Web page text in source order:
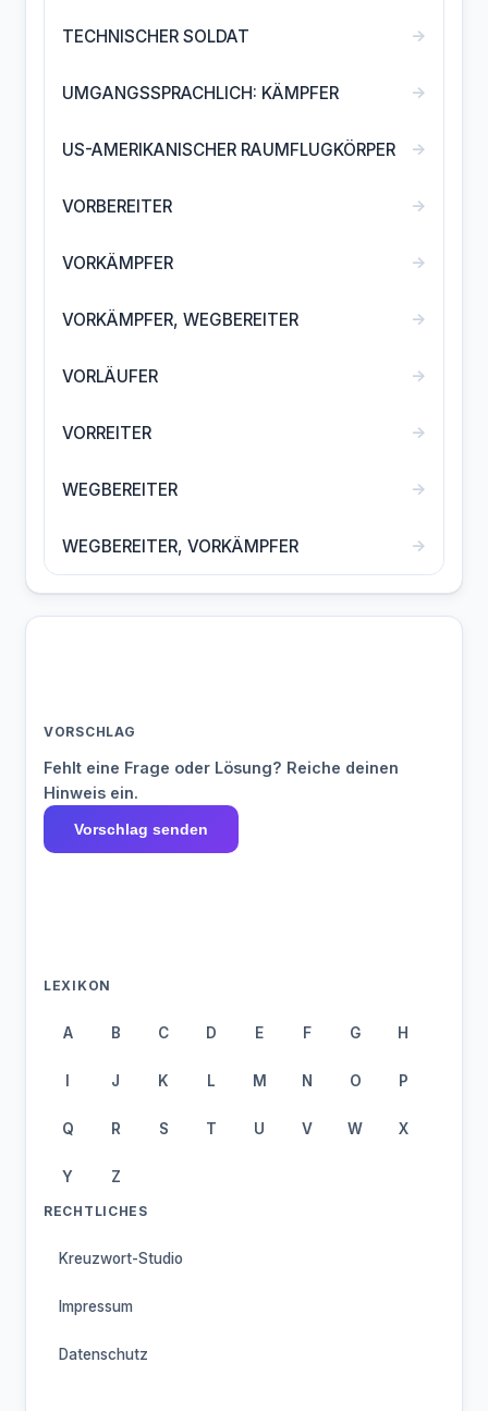
TECHNISCHER SOLDAT →
UMGANGSSPRACHLICH: KÄMPFER →
US-AMERIKANISCHER RAUMFLUGKÖRPER →
VORBEREITER →
VORKÄMPFER →
VORKÄMPFER, WEGBEREITER →
VORLÄUFER →
VORREITER →
WEGBEREITER →
WEGBEREITER, VORKÄMPFER →
VORSCHLAG
Fehlt eine Frage oder Lösung? Reiche deinen
Hinweis ein.
Vorschlag senden
LEXIKON
A B C D E F G H
I J K L M N O P
Q R S T U V W X
Y Z
RECHTLICHES
Kreuzwort-Studio
Impressum
Datenschutz